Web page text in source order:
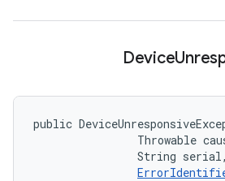
Device
public
Throwable
String